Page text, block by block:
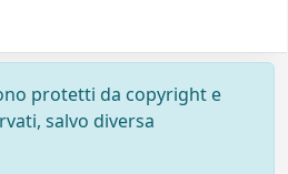
protetti da copyright e
salvo diversa